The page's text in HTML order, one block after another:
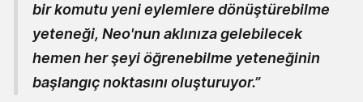
bir komutu yeni eylemlere dönüştürebilme
yeteneği, Neo'nun aklınıza gelebilecek
hemen her şeyi öğrenebilme yeteneğinin
başlangıç noktasını oluşturuyor.”